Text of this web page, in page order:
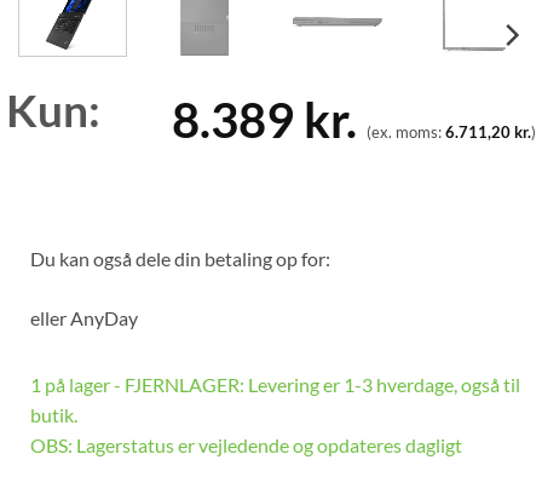
Kun: 8.389 kr. (ex. moms:6.711,20kr.)
Du kan også dele din betaling op for:
ellerAnyDay
1 på lager - FJERNLAGER: Levering er 1-3 hverdage, også til
butik.
OBS: Lagerstatus er vejledende og opdateres dagligt